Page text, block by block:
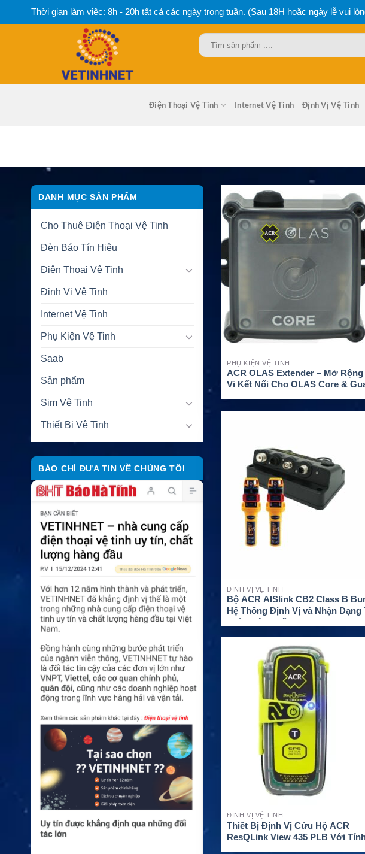
Thời gian làm việc: 8h - 20h tất cả các ngày trong tuần. (Sau 18H hoặc ngày lễ vui
Tìm
kiếm:
Điện Thoại Vệ Tinh Internet Vệ Tinh Định Vị Vệ Tinh
DANH MỤC SẢN PHẨM
Cho Thuê Điện Thoại Vệ Tinh
Đèn Báo Tín Hiệu
Điện Thoại Vệ Tinh
Định Vị Vệ Tinh
Internet Vệ Tinh
Phụ Kiện Vệ Tinh
Saab
Sản phẩm
Sim Vệ Tinh
Thiết Bị Vệ Tinh
BÁO CHÍ ĐƯA TIN VỀ CHÚNG TÔI
PHỤ KIỆN VỆ TINH
ACR OLAS Extender – Mở Rộng
Vi Kết Nối Cho OLAS Core &
ĐỊNH VỊ VỆ TINH
Bộ ACR AISlink CB2 Class B
Hệ Thống Định Vị và Nhận Dạng
Biển Hiệu Suất Cao
ĐỊNH VỊ VỆ TINH
Thiết Bị Định Vị Cứu Hộ ACR
ResQLink View 435 PLB Với